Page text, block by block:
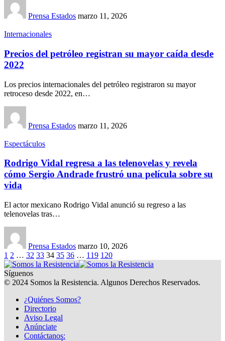
Prensa Estados marzo 11, 2026
Internacionales
Precios del petróleo registran su mayor caída desde
2022
Los precios internacionales del petróleo registraron su mayor
retroceso desde 2022, en…
Prensa Estados marzo 11, 2026
Espectáculos
Rodrigo Vidal regresa a las telenovelas y revela
cómo Sergio Andrade frustró una película sobre su
vida
El actor mexicano Rodrigo Vidal anunció su regreso a las
telenovelas tras…
Prensa Estados marzo 10, 2026
1 2 … 32 33 34 35 36 … 119 120
Síguenos
© 2024 Somos la Resistencia. Algunos Derechos Reservados.
¿Quiénes Somos?
Directorio
Aviso Legal
Anúnciate
Contáctanos: